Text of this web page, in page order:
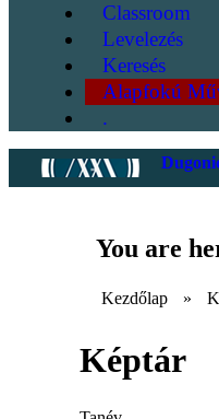
Classroom
Levelezés
Keresés
Alapfokú
.
You are
Kezdőlap »
Képtár